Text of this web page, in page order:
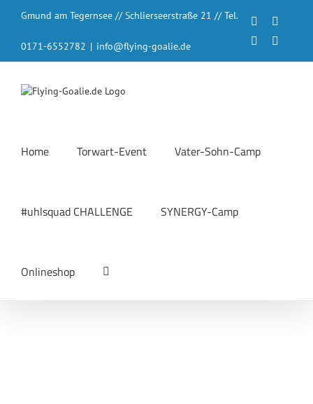
InhaltGmund am Tegernsee // Schlierseerstraße 21 // Tel.
0171-6552782 | info@flying-goalie.de
Facebook
LinkedIn
Home Torwart-Event Vater-Sohn-Camp
#uhlsquad CHALLENGE SYNERGY-Camp
Onlineshop